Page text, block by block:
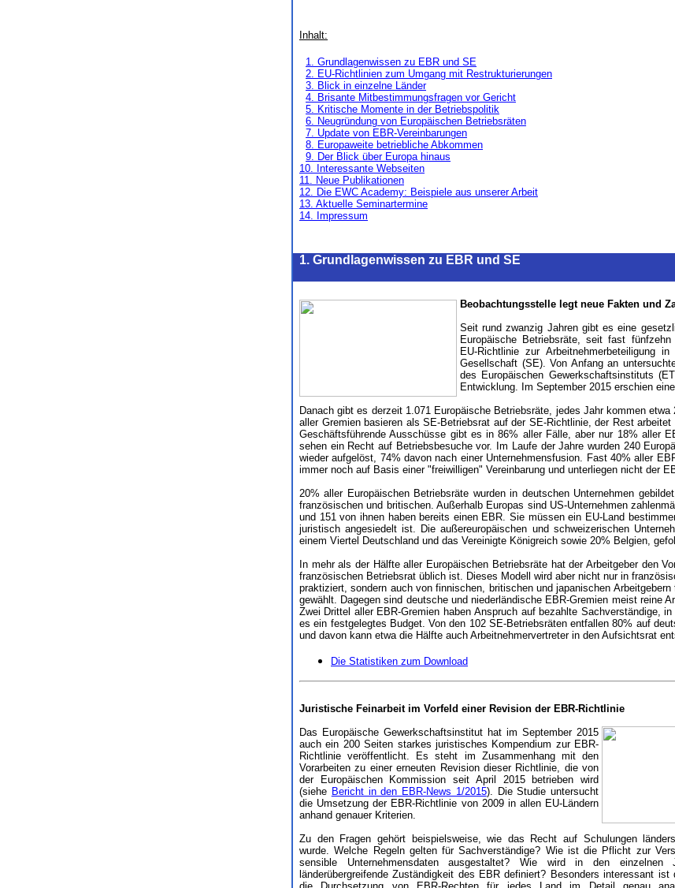
Inhalt:
1. Grundlagenwissen zu EBR und SE
2. EU-Richtlinien zum Umgang mit Restrukturierungen
3. Blick in einzelne Länder
4. Brisante Mitbestimmungsfragen vor Gericht
5. Kritische Momente in der Betriebspolitik
6. Neugründung von Europäischen Betriebsräten
7. Update von EBR-Vereinbarungen
8. Europaweite betriebliche Abkommen
9. Der Blick über Europa hinaus
10. Interessante Webseiten
11. Neue Publikationen
12. Die EWC Academy: Beispiele aus unserer Arbeit
13. Aktuelle Seminartermine
14. Impressum
1. Grundlagenwissen zu EBR und SE
Beobachtungsstelle legt neue Fakten und
Seit rund zwanzig Jahren gibt es eine
Europäische Betriebsräte, seit fast
EU-Richtlinie zur Arbeitnehmerbeteiligung
Gesellschaft (SE). Von Anfang an
des Europäischen Gewerkschaftsinstituts
Entwicklung. Im September 2015 erschien
Danach gibt es derzeit 1.071 Europäische Betriebsräte, jedes Jahr kommen etwa
aller Gremien basieren als SE-Betriebsrat auf der SE-Richtlinie, der Rest
Geschäftsführende Ausschüsse gibt es in 86% aller Fälle, aber nur 18% aller
sehen ein Recht auf Betriebsbesuche vor. Im Laufe der Jahre wurden 240
wieder aufgelöst, 74% davon nach einer Unternehmensfusion. Fast 40% aller
immer noch auf Basis einer "freiwilligen" Vereinbarung und unterliegen nicht der
20% aller Europäischen Betriebsräte wurden in deutschen Unternehmen
französischen und britischen. Außerhalb Europas sind US-Unternehmen
und 151 von ihnen haben bereits einen EBR. Sie müssen ein EU-Land
juristisch angesiedelt ist. Die außereuropäischen und schweizerischen
einem Viertel Deutschland und das Vereinigte Königreich sowie 20% Belgien,
In mehr als der Hälfte aller Europäischen Betriebsräte hat der Arbeitgeber den
französischen Betriebsrat üblich ist. Dieses Modell wird aber nicht nur in
praktiziert, sondern auch von finnischen, britischen und japanischen Arbeitgebern
gewählt. Dagegen sind deutsche und niederländische EBR-Gremien meist reine
Zwei Drittel aller EBR-Gremien haben Anspruch auf bezahlte Sachverständige,
es ein festgelegtes Budget. Von den 102 SE-Betriebsräten entfallen 80% auf
und davon kann etwa die Hälfte auch Arbeitnehmervertreter in den Aufsichtsrat
Die Statistiken zum Download
Juristische Feinarbeit im Vorfeld einer Revision der EBR-Richtlinie
Das Europäische Gewerkschaftsinstitut hat im September 2015
auch ein 200 Seiten starkes juristisches Kompendium zur EBR-
Richtlinie veröffentlicht. Es steht im Zusammenhang mit den
Vorarbeiten zu einer erneuten Revision dieser Richtlinie, die von
der Europäischen Kommission seit April 2015 betrieben wird
(siehe Bericht in den EBR-News 1/2015). Die Studie untersucht
die Umsetzung der EBR-Richtlinie von 2009 in allen EU-Ländern
anhand genauer Kriterien.
Zu den Fragen gehört beispielsweise, wie das Recht auf Schulungen
wurde. Welche Regeln gelten für Sachverständige? Wie ist die Pflicht zur
sensible Unternehmensdaten ausgestaltet? Wie wird in den einzelnen
länderübergreifende Zuständigkeit des EBR definiert? Besonders interessant